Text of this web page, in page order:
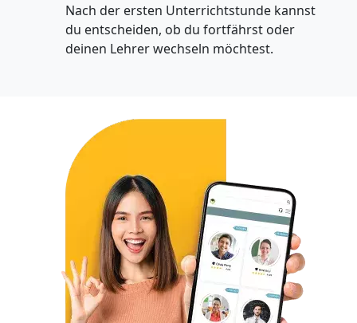
Nach der ersten Unterrichtstunde kannst
du entscheiden, ob du fortfährst oder
deinen Lehrer wechseln möchtest.